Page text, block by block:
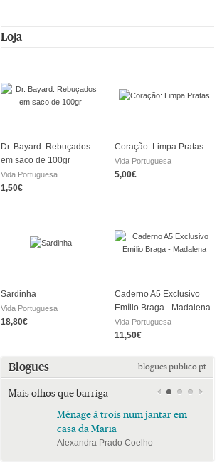
Loja
Dr. Bayard: Rebuçados
em saco de 100gr
Vida Portuguesa
1,50€
Coração: Limpa Pratas
Vida Portuguesa
5,00€
Sardinha
Vida Portuguesa
18,80€
Caderno A5 Exclusivo
Emílio Braga - Madalena
Vida Portuguesa
11,50€
Blogues blogues.publico.pt
Mais olhos que barriga
Ménage à trois num jantar em
casa da Maria
Alexandra Prado Coelho